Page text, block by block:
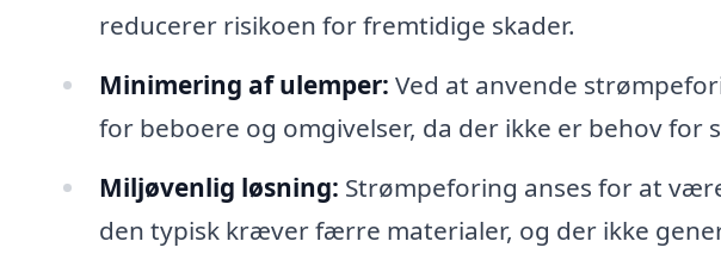
reducerer risikoen for fremtidige skader.
Minimering af ulemper: Ved at anvende
for beboere og omgivelser, da der ikke er behov for
Miljøvenlig løsning: Strømpeforing anses for at
den typisk kræver færre materialer, og der ikke